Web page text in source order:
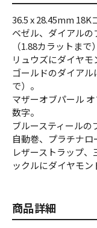
36.5 x 28.45mm 18K
ベゼル、ダイアル
（1.88カラットまで
リュウズにダイヤモ
ゴールドのダイア
で）。
マザーオブパール
数字。
ブルースティールの
自動巻、プラチナロ
レザーストラップ
ックルにダイヤモン
商品詳細